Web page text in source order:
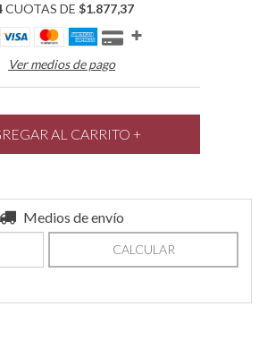
CUOTAS DE$1.877,37
Ver medios de pago
Medios de envío
CALCULAR